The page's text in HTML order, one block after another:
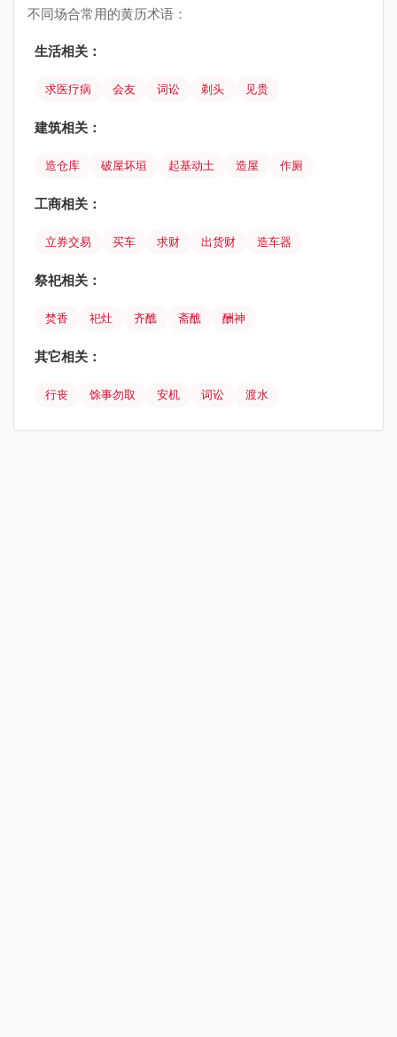
不同场合常用的黄历术语：
生活相关：
求医疗病 会友 词讼 剃头 见贵
建筑相关：
造仓库 破屋坏垣 起基动土 造屋 作厕
工商相关：
立券交易 买车 求财 出货财 造车器
祭祀相关：
焚香 祀灶 齐醮 斋醮 酬神
其它相关：
行丧 馀事勿取 安机 词讼 渡水